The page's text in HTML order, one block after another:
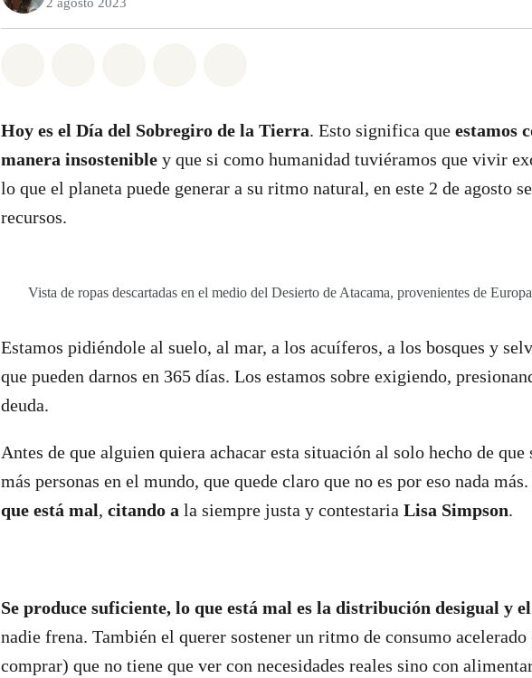
Hoy es el Día del Sobregiro de la Tierra. Esto significa que estamos
manera insostenible y que si como humanidad tuviéramos que vivir
lo que el planeta puede generar a su ritmo natural, en este 2 de agosto
recursos.
Vista de ropas descartadas en el medio del Desierto de Atacama, provenientes de
Estamos pidiéndole al suelo, al mar, a los acuíferos, a los bosques y
que pueden darnos en 365 días. Los estamos sobre exigiendo,
deuda.
Antes de que alguien quiera achacar esta situación al solo hecho de que
más personas en el mundo, que quede claro que no es por eso nada más.
que está mal, citando a la siempre justa y contestaria Lisa Simpson.
Se produce suficiente, lo que está mal es la distribución desigual y
nadie frena. También el querer sostener un ritmo de consumo
comprar) que no tiene que ver con necesidades reales sino con